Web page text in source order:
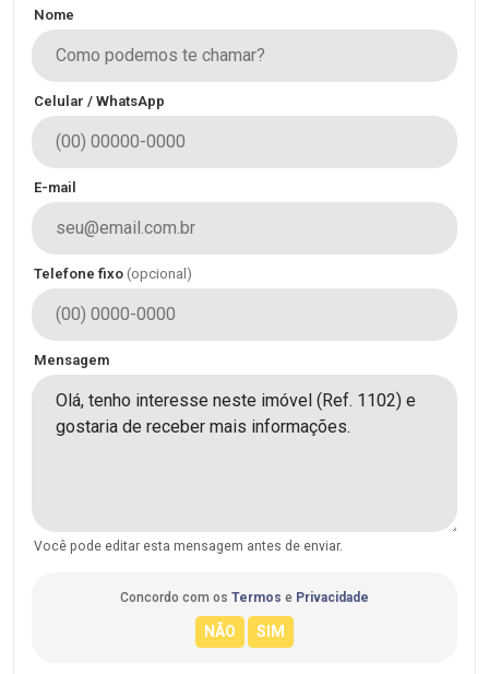
Nome
Celular / WhatsApp
E-mail
Telefone fixo (opcional)
Mensagem
Você pode editar esta mensagem antes de enviar.
Concordo com os Termos e Privacidade